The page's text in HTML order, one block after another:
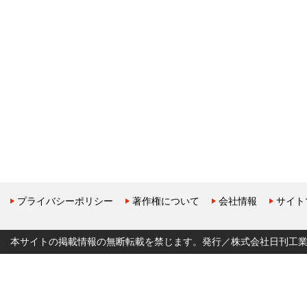
プライバシーポリシー 著作権について 会社情報 サイ
本サイトの掲載情報の無断転載を禁じます。発行／株式会社日刊